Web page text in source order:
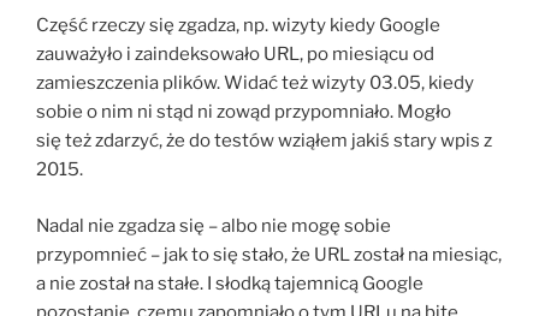
Część rzeczy się zgadza, np. wizyty kiedy Google
zauważyło i zaindeksowało URL, po miesiącu od
zamieszczenia plików. Widać też wizyty 03.05, kiedy
sobie o nim ni stąd ni zowąd przypomniało. Mogło
się też zdarzyć, że do testów wziąłem jakiś stary wpis z
2015.
Nadal nie zgadza się – albo nie mogę sobie
przypomnieć – jak to się stało, że URL został na miesiąc,
a nie został na stałe. I słodką tajemnicą Google